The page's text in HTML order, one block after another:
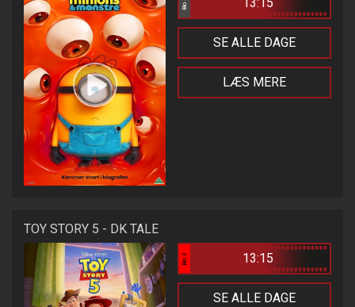
Bio 4
SE ALLE DAGE
LÆS MERE
TOY STORY 5 - DK TALE
Bio 3 13:15
SE ALLE DAGE